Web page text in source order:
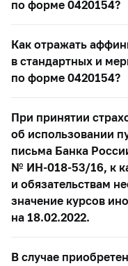
по форме 0420154?
Как отражать
в стандартных и
по форме 0420154?
При принятии
об использовании
письма Банка
№ ИН-018-53/16, к
и обязательствам
значение курсов
на 18.02.2022.
В случае